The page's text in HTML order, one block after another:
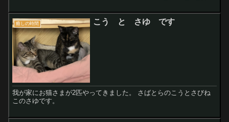
癒しの時間 こう と さゆ です
我が家にお猫さまが2匹やってきました。 さばとらのこうとさびね
このさゆです。